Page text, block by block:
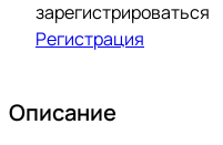
зарегистрироваться
Регистрация
Описание